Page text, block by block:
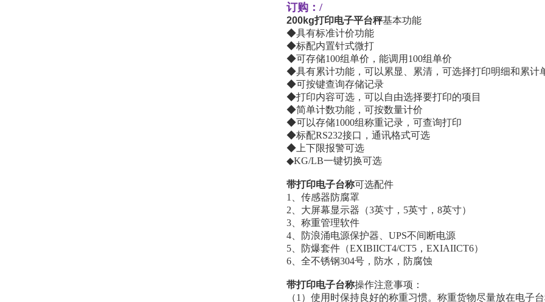
订购：/
200kg打印电子平台秤基本功能
◆具有标准计价功能
◆标配内置针式微打
◆可存储100组单价，能调用100组单价
◆具有累计功能，可以累显、累清，可选择打印明细和累计
◆可按键查询存储记录
◆打印内容可选，可以自由选择要打印的项目
◆简单计数功能，可按数量计价
◆可以存储1000组称重记录，可查询打印
◆标配RS232接口，通讯格式可选
◆上下限报警可选
◆KG/LB一键切换可选
带打印电子台称可选配件
1
、传感器防腐罩
2 、大屏幕显示器（3英寸，5英寸，8英寸）
3 、称重管理软件
4 、防浪涌电源保护器、UPS不间断电源
5 、防爆套件（EXIBIICT4/CT5，EXIAIICT6）
6 、全不锈钢304号，防水，防腐蚀
带打印电子台称操作注意事项：
（1）使用时保持良好的称重习惯。称重货物尽量放在电子